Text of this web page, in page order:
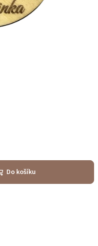
Do košíku